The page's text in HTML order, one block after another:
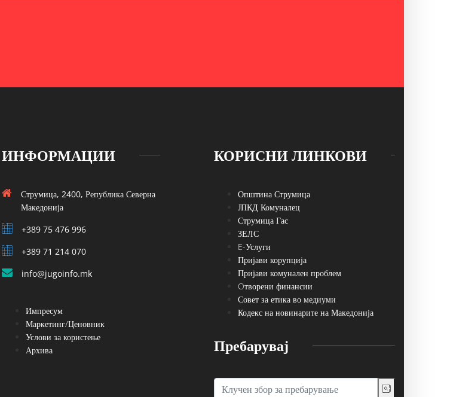
ИНФОРМАЦИИ
Струмица, 2400, Република Северна
Македонија
+389 75 476 996
+389 71 214 070
info@jugoinfo.mk
Импресум
Маркетинг/Ценовник
Услови за користење
Архива
КОРИСНИ ЛИНКОВИ
Општина Струмица
ЈПКД Комуналец
Струмица Гас
ЗЕЛС
E-Услуги
Пријави корупција
Пријави комунален проблем
Oтворени финансии
Совет за етика во медиуми
Кодекс на новинарите на Македонија
Пребарувај